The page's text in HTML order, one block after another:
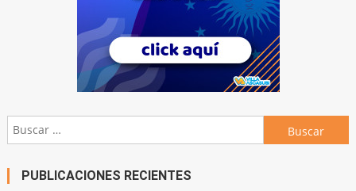
Buscar:
PUBLICACIONES RECIENTES